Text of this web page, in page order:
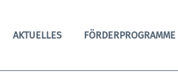
AKTUELLES FÖRDERPROGRAMME